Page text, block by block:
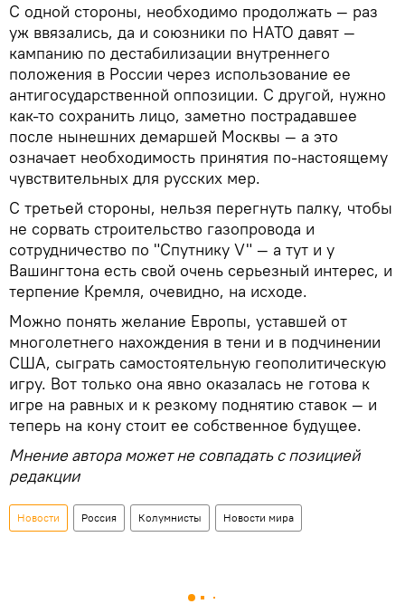
С одной стороны, необходимо продолжать — раз
уж ввязались, да и союзники по НАТО давят —
кампанию по дестабилизации внутреннего
положения в России через использование ее
антигосударственной оппозиции. С другой, нужно
как-то сохранить лицо, заметно пострадавшее
после нынешних демаршей Москвы — а это
означает необходимость принятия по-настоящему
чувствительных для русских мер.
С третьей стороны, нельзя перегнуть палку, чтобы
не сорвать строительство газопровода и
сотрудничество по "Спутнику V" — а тут и у
Вашингтона есть свой очень серьезный интерес, и
терпение Кремля, очевидно, на исходе.
Можно понять желание Европы, уставшей от
многолетнего нахождения в тени и в подчинении
США, сыграть самостоятельную геополитическую
игру. Вот только она явно оказалась не готова к
игре на равных и к резкому поднятию ставок — и
теперь на кону стоит ее собственное будущее.
Мнение автора может не совпадать с позицией
редакции
Новости Россия Колумнисты Новости мира